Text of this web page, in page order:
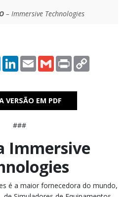
– Immersive Technologies
TwitterLinkedInEmail Gmail Print
VERSÃO EM PDF
###
Immersive
é a maior fornecedora do mundo,